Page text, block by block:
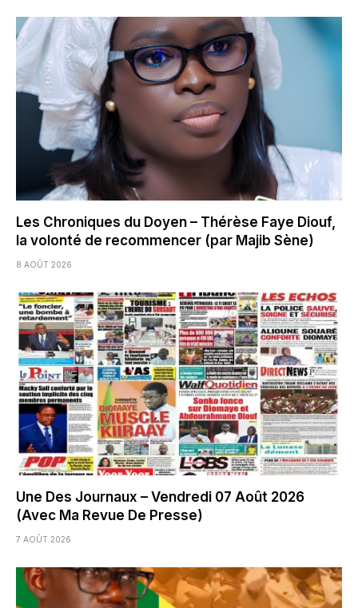
Les Chroniques du Doyen – Thérèse Faye Diouf,
la volonté de recommencer (par Majib Sène)
8 AOÛT 2026
Une Des Journaux – Vendredi 07 Août 2026
(Avec Ma Revue De Presse)
7 AOÛT 2026